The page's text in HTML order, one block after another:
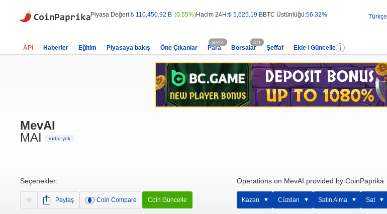
Piyasa Değeri:₺ 110,450.92 B (0.55%)Hacim 24H:₺ 5,625.19 BBTC Üstünlüğü:56.32% Türkçe
API Haberler Eğitim Piyasaya bakış Öne Çıkanlar Para
60761
Borsalar
371
Şeffaf Ekle / Güncelle
MevAI
MAI
rütbe yok
Seçenekler:
Paylaş Coin Compare Coin Güncelle
Operations on MevAI provided by CoinPaprika
Kazan Cüzdan Satın Alma Sat